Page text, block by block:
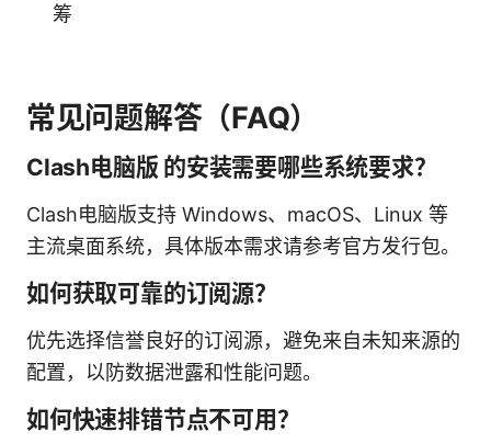
筹
常见问题解答（FAQ）
Clash电脑版 的安装需要哪些系统要求？
Clash电脑版支持 Windows、macOS、Linux 等
主流桌面系统，具体版本需求请参考官方发行包。
如何获取可靠的订阅源？
优先选择信誉良好的订阅源，避免来自未知来源的
配置，以防数据泄露和性能问题。
如何快速排错节点不可用？